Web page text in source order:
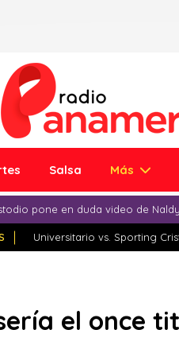
Salsa Más
pone en duda video de
Universitario vs. Sporting
el once